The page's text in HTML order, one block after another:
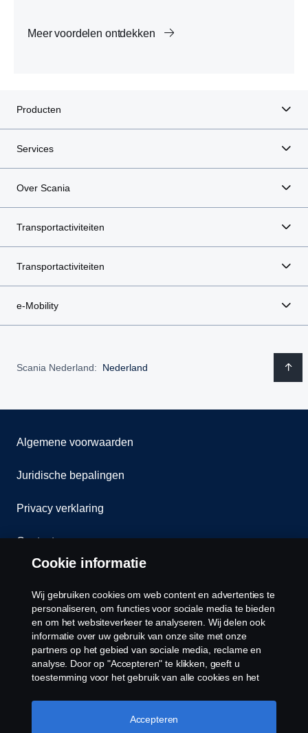
Meer voordelen ontdekken
Producten
Services
Over Scania
Transportactiviteiten
Transportactiviteiten
e-Mobility
Scania Nederland: Nederland
Algemene voorwaarden
Juridische bepalingen
Privacy verklaring
Contact
Cookiebeleid
Cookies
Cookie informatie
Wij gebruiken cookies om web content en advertenties te
personaliseren, om functies voor sociale media te bieden
en om het websiteverkeer te analyseren. Wij delen ook
informatie over uw gebruik van onze site met onze
partners op het gebied van sociale media, reclame en
analyse. Door op "Accepteren" te klikken, geeft u
toestemming voor het gebruik van alle cookies en het
door op "Cookie Instellingen" te klikken en de
categorieën te selecteren die u wilt accepteren. Voor een
Accepteren